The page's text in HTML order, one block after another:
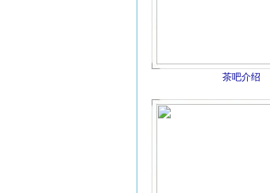
茶吧介绍